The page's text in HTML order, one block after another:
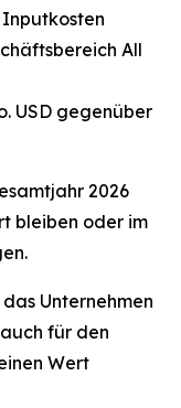
All
USD gegenüber
2026
bleiben oder im
Unternehmen
für den
Wert